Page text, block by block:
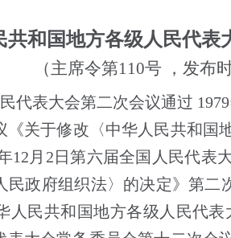
共和国地方各级人民代
（主席令第110号 ，发布
代表大会第二次会议通过 1979
关于修改〈中华人民共和
12 月 2 日第六届全国人民代表
政府组织法〉的决定》第二
人民共和国地方各级人民代